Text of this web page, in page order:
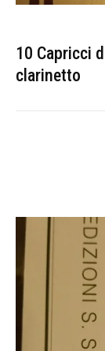
10 Capricci
clarinetto